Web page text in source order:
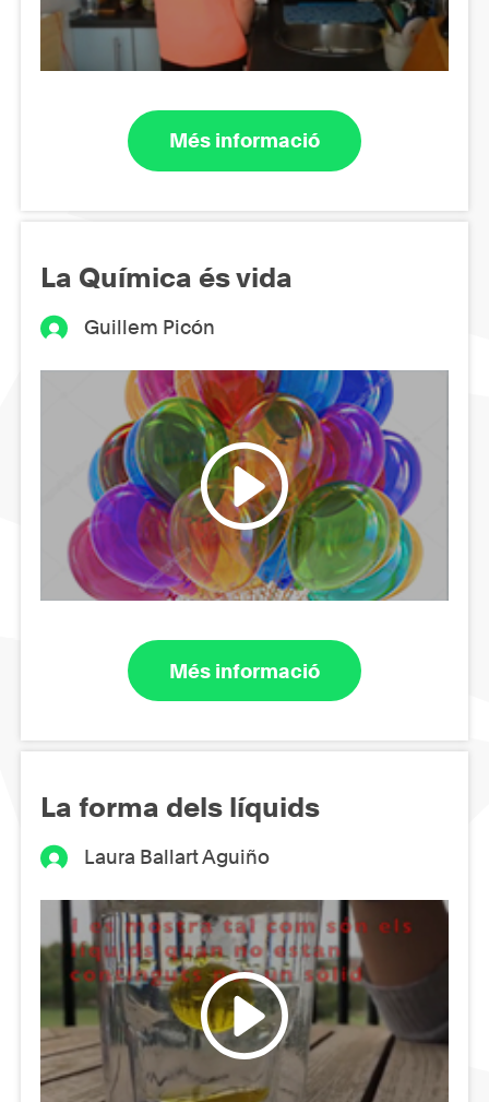
Més informació
La Química és vida
Guillem Picón
Més informació
La forma dels líquids
Laura Ballart Aguiño